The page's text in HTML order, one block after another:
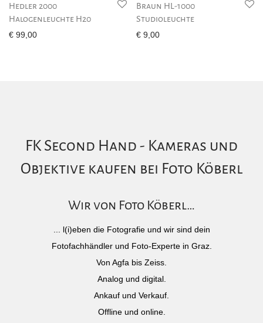
Hedler 2000
Halogenleuchte H20
€ 99,00
Braun HL-1000
Studioleuchte
€ 9,00
FK Second Hand - Kameras und
Objektive kaufen bei Foto Köberl
Wir von Foto Köberl…
... l(i)eben die Fotografie und wir sind dein
Fotofachhändler und Foto-Experte in Graz.
Von Agfa bis Zeiss.
Analog und digital.
Ankauf und Verkauf.
Offline und online.